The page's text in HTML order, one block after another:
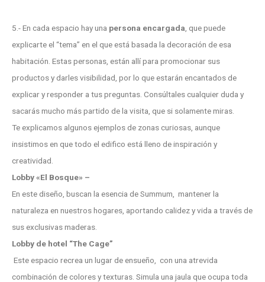
5.- En cada espacio hay una persona encargada , que puede
explicarte el “tema” en el que está basada la decoración de esa
habitación. Estas personas, están allí para promocionar sus
productos y darles visibilidad, por lo que estarán encantados de
explicar y responder a tus preguntas. Consúltales cualquier duda y
sacarás mucho más partido de la visita, que si solamente miras.
Te explicamos algunos ejemplos de zonas curiosas, aunque
insistimos en que todo el edifico está lleno de inspiración y
creatividad.
Lobby «El Bosque» –
En este diseño, buscan la esencia de Summum, mantener la
naturaleza en nuestros hogares, aportando calidez y vida a través de
sus exclusivas maderas.
Lobby de hotel “The Cage”
Este espacio recrea un lugar de ensueño, con una atrevida
combinación de colores y texturas. Simula una jaula que ocupa toda